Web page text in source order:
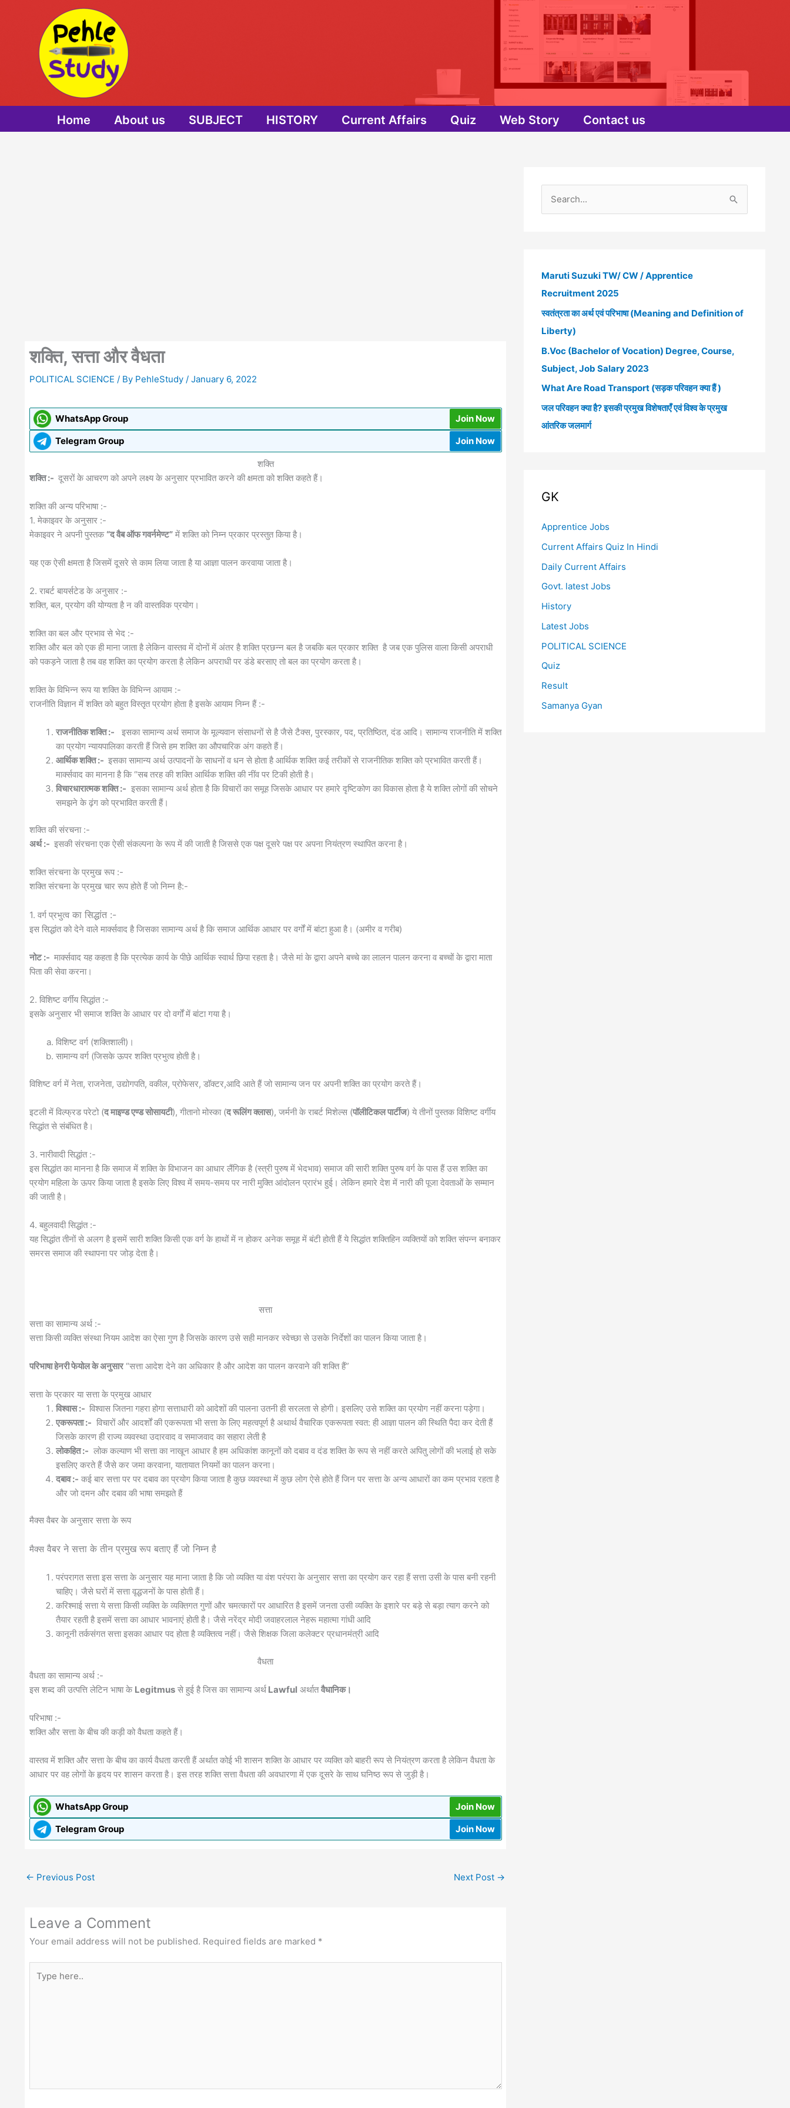
Home About us SUBJECT HISTORY Current Affairs Quiz Web Story Contact us
शक्ति, सत्ता और वैधता
POLITICAL SCIENCE / By PehleStudy / January 6, 2022
WhatsApp Group
Join Now
Telegram Group
Join Now
शक्ति
शक्ति :- दूसरों के आचरण को अपने लक्ष्य के अनुसार प्रभावित करने की क्षमता को शक्ति कहते हैं।
शक्ति की अन्य परिभाषा :-
1. मेकाइवर के अनुसार :-
मेकाइवर ने अपनी पुस्तक “द वैब ऑफ गवर्नमेण्ट”में शक्ति को निम्न प्रकार प्रस्तुत किया है।
यह एक ऐसी क्षमता है जिसमें दूसरे से काम लिया जाता है या आज्ञा पालन करवाया जाता है।
2. राबर्ट बायर्सटेड के अनुसार :-
शक्ति, बल, प्रयोग की योग्यता है न की वास्तविक प्रयोग।
शक्ति का बल और प्रभाव से भेद :-
शक्ति और बल को एक ही माना जाता है लेकिन वास्तव में दोनों में अंतर है शक्ति प्रछन्न बल है जबकि बल प्रकार शक्ति है जब एक पुलिस वाला किसी अपराधी
को पकड़ने जाता है तब वह शक्ति का प्रयोग करता है लेकिन अपराधी पर डंडे बरसाए तो बल का प्रयोग करता है।
शक्ति के विभिन्न रूप या शक्ति के विभिन्न आयाम :-
राजनीति विज्ञान में शक्ति को बहुत विस्तृत प्रयोग होता है इसके आयाम निम्न हैं :-
राजनीतिक शक्ति :- इसका सामान्य अर्थ समाज के मूल्यवान संसाधनों से है जैसे टैक्स, पुरस्कार, पद, प्रतिष्ठित, दंड आदि। सामान्य राजनीति में शक्ति
का प्रयोग न्यायपालिका करती हैं जिसे हम शक्ति का औपचारिक अंग कहते हैं।
आर्थिक शक्ति :- इसका सामान्य अर्थ उत्पादनों के साधनों व धन से होता है आर्थिक शक्ति कई तरीकों से राजनीतिक शक्ति को प्रभावित करती हैं।
मार्क्सवाद का मानना है कि “सब तरह की शक्ति आर्थिक शक्ति की नींव पर टिकी होती है।
विचारधारात्मक शक्ति :- इसका सामान्य अर्थ होता है कि विचारों का समूह जिसके आधार पर हमारे दृष्टिकोण का विकास होता है ये शक्ति लोगों की सोचने
समझने के ढ़ंग को प्रभावित करती हैं।
शक्ति की संरचना :-
अर्थ :- इसकी संरचना एक ऐसी संकल्पना के रूप में की जाती है जिससे एक पक्ष दूसरे पक्ष पर अपना नियंत्रण स्थापित करना है।
शक्ति संरचना के प्रमुख रूप :-
शक्ति संरचना के प्रमुख चार रूप होते हैं जो निम्न है:-
1. वर्ग प्रभुत्वका सिद्धांत :-
इस सिद्धांत को देने वाले मार्क्सवाद है जिसका सामान्य अर्थ है कि समाज आर्थिक आधार पर वर्गों में बांटा हुआ है। (अमीर व गरीब)
नोट :- मार्क्सवाद यह कहता है कि प्रत्येक कार्य के पीछे आर्थिक स्वार्थ छिपा रहता है। जैसे मां के द्वारा अपने बच्चे का लालन पालन करना व बच्चों के द्वारा माता
पिता की सेवा करना।
2. विशिष्ट वर्गीय सिद्धांत :-
इसके अनुसार भी समाज शक्ति के आधार पर दो वर्गों में बांटा गया है।
विशिष्ट वर्ग (शक्तिशाली)।
सामान्य वर्ग (जिसके ऊपर शक्ति प्रभुत्व होती है।
विशिष्ट वर्ग में नेता, राजनेता, उद्योगपति, वकील, प्रोफेसर, डॉक्टर,आदि आते हैं जो सामान्य जन पर अपनी शक्ति का प्रयोग करते हैं।
इटली में विल्फ्रड परेटो (द माइण्ड एण्ड सोसायटी), गीतानो मोस्का (द रूलिंग क्लास), जर्मनी के राबर्ट मिशेल्स (पॉलीटिकल पार्टीज) ये तीनों पुस्तक विशिष्ट वर्गीय
सिद्धांत से संबंधित है।
3. नारीवादी सिद्धांत :-
इस सिद्धांत का मानना है कि समाज में शक्ति के विभाजन का आधार लैंगिक है (स्त्री पुरुष में भेदभाव) समाज की सारी शक्ति पुरुष वर्ग के पास हैं उस शक्ति का
प्रयोग महिला के ऊपर किया जाता है इसके लिए विश्व में समय-समय पर नारी मुक्ति आंदोलन प्रारंभ हुई। लेकिन हमारे देश में नारी की पूजा देवताओं के सम्मान
की जाती है।
4. बहुलवादी सिद्धांत :-
यह सिद्धांत तीनों से अलग है इसमें सारी शक्ति किसी एक वर्ग के हाथों में न होकर अनेक समूह में बंटी होती हैं ये सिद्धांत शक्तिहिन व्यक्तियों को शक्ति संपन्न बनाकर
समरस समाज की स्थापना पर जोड़ देता है।
सत्ता
सत्ता का सामान्य अर्थ :-
सत्ता किसी व्यक्ति संस्था नियम आदेश का ऐसा गुण है जिसके कारण उसे सही मानकर स्वेच्छा से उसके निर्देशों का पालन किया जाता है।
परिभाषा हेनरी फेयोल के अनुसार“सत्ता आदेश देने का अधिकार है और आदेश का पालन करवाने की शक्ति हैं”
सत्ता के प्रकार या सत्ता के प्रमुख आधार
विश्वास :- विश्वास जितना गहरा होगा सत्ताधारी को आदेशों की पालना उतनी ही सरलता से होगी। इसलिए उसे शक्ति का प्रयोग नहीं करना पड़ेगा।
एकरूपता :- विचारों और आदर्शों की एकरूपता भी सत्ता के लिए महत्वपूर्ण है अथार्थ वैचारिक एकरूपता स्वत: ही आज्ञा पालन की स्थिति पैदा कर देती हैं
जिसके कारण ही राज्य व्यवस्था उदारवाद व समाजवाद का सहारा लेती है
लोकहित :- लोक कल्याण भी सत्ता का नाखून आधार है हम अधिकांश कानूनों को दबाव व दंड शक्ति के रूप से नहीं करते अपितु लोगों की भलाई हो सके
इसलिए करते हैं जैसे कर जमा करवाना, यातायात नियमों का पालन करना।
दबाव :- कई बार सत्ता पर पर दबाव का प्रयोग किया जाता है कुछ व्यवस्था में कुछ लोग ऐसे होते हैं जिन पर सत्ता के अन्य आधारों का कम प्रभाव रहता है
और जो दमन और दबाव की भाषा समझते हैं
मैक्स वैबर के अनुसार सत्ता के रूप
मैक्सवैबर ने सत्ता के तीन प्रमुख रूप बताए हैं जो निम्न है
परंपरागत सत्ता इस सत्ता के अनुसार यह माना जाता है कि जो व्यक्ति या वंश परंपरा के अनुसार सत्ता का प्रयोग कर रहा हैं सत्ता उसी के पास बनी रहनी
चाहिए। जैसे घरों में सत्ता वृद्धजनों के पास होती हैं।
करिश्माई सत्ता ये सत्ता किसी व्यक्ति के व्यक्तिगत गुणों और चमत्कारों पर आधारित है इसमें जनता उसी व्यक्ति के इशारे पर बड़े से बड़ा त्याग करने को
तैयार रहती है इसमें सत्ता का आधार भावनाएं होती है। जैसे नरेंद्र मोदी जवाहरलाल नेहरू महात्मा गांधी आदि
कानूनी तर्कसंगत सत्ता इसका आधार पद होता है व्यक्तित्व नहीं। जैसे शिक्षक जिला कलेक्टर प्रधानमंत्री आदि
वैधता
वैधता का सामान्य अर्थ :-
इस शब्द की उत्पत्ति लेटिन भाषा के Legitmusसे हुई है जिस का सामान्य अर्थLawful अर्थातवैधानिक।
परिभाषा :-
शक्ति और सत्ता के बीच की कड़ी को वैधता कहते हैं।
वास्तव में शक्ति और सत्ता के बीच का कार्य वैधता करती हैं अर्थात कोई भी शासन शक्ति के आधार पर व्यक्ति को बाहरी रूप से नियंत्रण करता है लेकिन वैधता के
आधार पर वह लोगों के हृदय पर शासन करता है। इस तरह शक्ति सत्ता वैधता की अवधारणा में एक दूसरे के साथ घनिष्ठ रूप से जुड़ी है।
WhatsApp Group
Join Now
Telegram Group
Join Now
← Previous Post Next Post →
Leave a Comment
Your email address will not be published. Required fields are marked *
here..
h
f
o
r
:
Maruti Suzuki TW/ CW / Apprentice
Recruitment 2025
स्वतंत्रता का अर्थ एवं परिभाषा (Meaning and Definition of
Liberty)
B.Voc (Bachelor of Vocation) Degree, Course,
Subject, Job Salary 2023
What Are Road Transport (सड़क परिवहन क्या हैं )
जल परिवहन क्या है? इसकी प्रमुख विशेषताएँ एवं विश्व के प्रमुख
आंतरिक जलमार्ग
GK
Apprentice Jobs
Current Affairs Quiz In Hindi
Daily Current Affairs
Govt. latest Jobs
History
Latest Jobs
POLITICAL SCIENCE
Quiz
Result
Samanya Gyan